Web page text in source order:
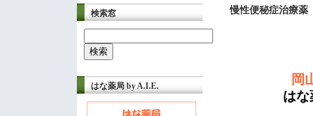
検索窓
はな薬局 by A.I.E.
慢性便秘症治療薬
岡
は